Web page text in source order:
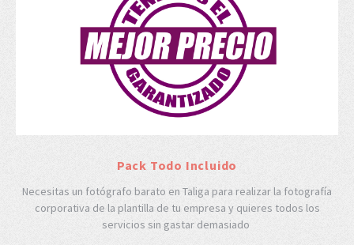
Pack Todo Incluido
Necesitas un fotógrafo barato en Taliga para realizar la fotografía
corporativa de la plantilla de tu empresa y quieres todos los
servicios sin gastar demasiado